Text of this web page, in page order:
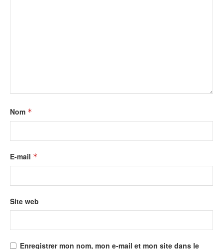
Nom *
E-mail *
Site web
Enregistrer mon nom, mon e-mail et mon site dans le